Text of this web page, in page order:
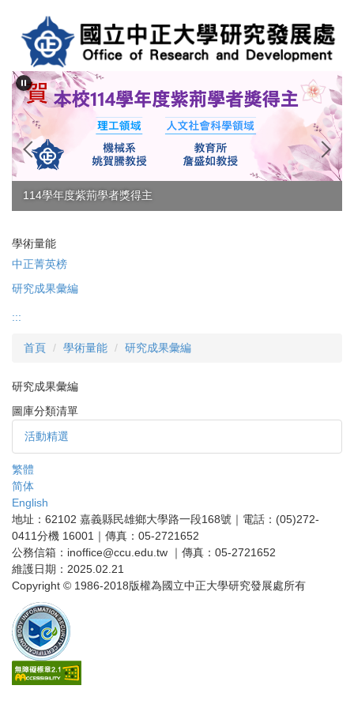
內
容
區
114學年度紫荊學者獎得主
學術量能
中正菁英榜
研究成果彙編
:::
首頁 學術量能 研究成果彙編
研究成果彙編
圖庫分類清單
活動精選
繁體
简体
English
地址：62102 嘉義縣民雄鄉大學路一段168號｜電話：(05)272-
0411分機 16001｜傳真：05-2721652
公務信箱：inoffice@ccu.edu.tw ｜傳真：05-2721652
維護日期：2025.02.21
Copyright © 1986-2018版權為國立中正大學研究發展處所有